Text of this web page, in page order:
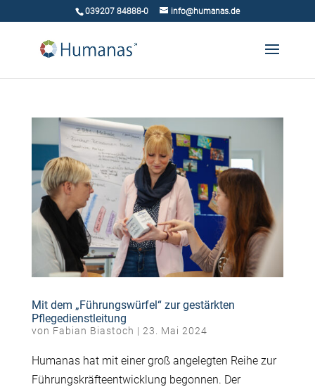
039207 84888-0 info@humanas.de
Mit dem „Führungswürfel“ zur gestärkten
Pflegedienstleitung
von Fabian Biastoch | 23. Mai 2024
Humanas hat mit einer groß angelegten Reihe zur
Führungskräfteentwicklung begonnen. Der